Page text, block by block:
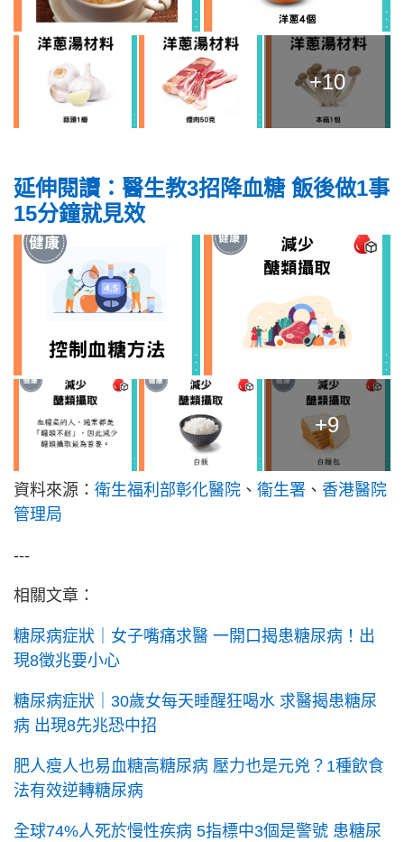
+10
延伸閱讀：醫生教3招降血糖 飯後做1事
15分鐘就見效
+9
資料來源： 衛生福利部彰化醫院 、 衞生署 、 香港醫院
管理局
---
相關文章：
糖尿病症狀｜女子嘴痛求醫 一開口揭患糖尿病！出
現8徵兆要小心
糖尿病症狀｜30歲女每天睡醒狂喝水 求醫揭患糖尿
病 出現8先兆恐中招
肥人瘦人也易血糖高糖尿病 壓力也是元兇？1種飲食
法有效逆轉糖尿病
全球74%人死於慢性疾病 5指標中3個是警號 患糖尿